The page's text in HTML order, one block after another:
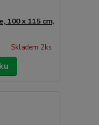
100 x 115 cm,
Skladem 2ks